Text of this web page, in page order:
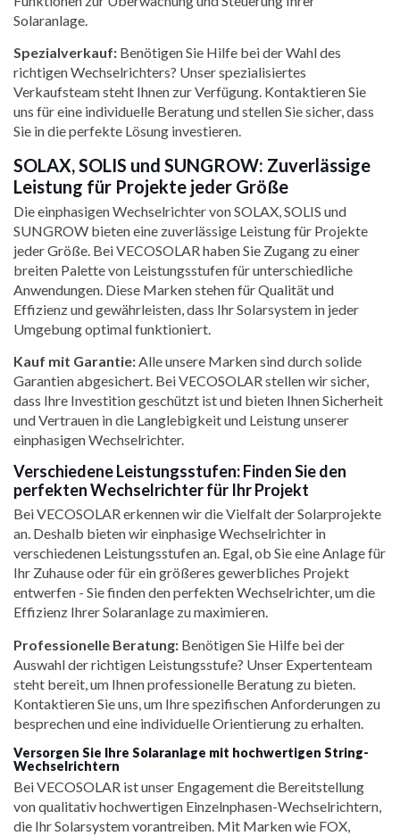
Solaranlage.
Spezialverkauf: Benötigen Sie Hilfe bei der Wahl des
richtigen Wechselrichters? Unser spezialisiertes
Verkaufsteam steht Ihnen zur Verfügung. Kontaktieren Sie
uns für eine individuelle Beratung und stellen Sie sicher, dass
Sie in die perfekte Lösung investieren.
SOLAX, SOLIS und SUNGROW: Zuverlässige
Leistung für Projekte jeder Größe
Die einphasigen Wechselrichter von SOLAX, SOLIS und
SUNGROW bieten eine zuverlässige Leistung für Projekte
jeder Größe. Bei VECOSOLAR haben Sie Zugang zu einer
breiten Palette von Leistungsstufen für unterschiedliche
Anwendungen. Diese Marken stehen für Qualität und
Effizienz und gewährleisten, dass Ihr Solarsystem in jeder
Umgebung optimal funktioniert.
Kauf mit Garantie:Alle unsere Marken sind durch solide
Garantien abgesichert. Bei VECOSOLAR stellen wir sicher,
dass Ihre Investition geschützt ist und bieten Ihnen Sicherheit
und Vertrauen in die Langlebigkeit und Leistung unserer
einphasigen Wechselrichter.
Verschiedene Leistungsstufen: Finden Sie den
perfekten Wechselrichter für Ihr Projekt
Bei VECOSOLAR erkennen wir die Vielfalt der Solarprojekte
an. Deshalb bieten wir einphasige Wechselrichter in
verschiedenen Leistungsstufen an. Egal, ob Sie eine Anlage für
Ihr Zuhause oder für ein größeres gewerbliches Projekt
entwerfen - Sie finden den perfekten Wechselrichter, um die
Effizienz Ihrer Solaranlage zu maximieren.
Professionelle Beratung: Benötigen Sie Hilfe bei der
Auswahl der richtigen Leistungsstufe? Unser Expertenteam
steht bereit, um Ihnen professionelle Beratung zu bieten.
Kontaktieren Sie uns, um Ihre spezifischen Anforderungen zu
besprechen und eine individuelle Orientierung zu erhalten.
Versorgen Sie Ihre Solaranlage mit hochwertigen String-
Wechselrichtern
Bei VECOSOLAR ist unser Engagement die Bereitstellung
von qualitativ hochwertigen Einzelnphasen-Wechselrichtern,
die Ihr Solarsystem vorantreiben. Mit Marken wie FOX,